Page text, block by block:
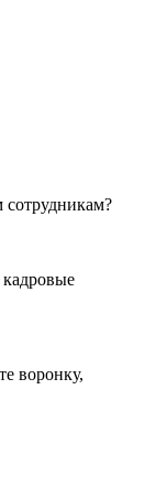
сотрудникам?
воронку,